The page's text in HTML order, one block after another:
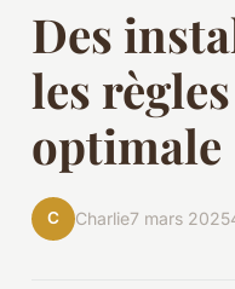
Des
les
optimale
C Charlie7 mars 2025